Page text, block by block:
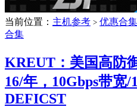
当前位置： 主机参考 > 优惠合集
合集
KREUT：美国高防
16/年，10Gbps带宽/
DEFICST